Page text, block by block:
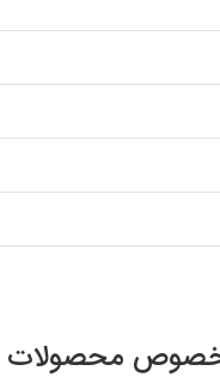
در خصوص